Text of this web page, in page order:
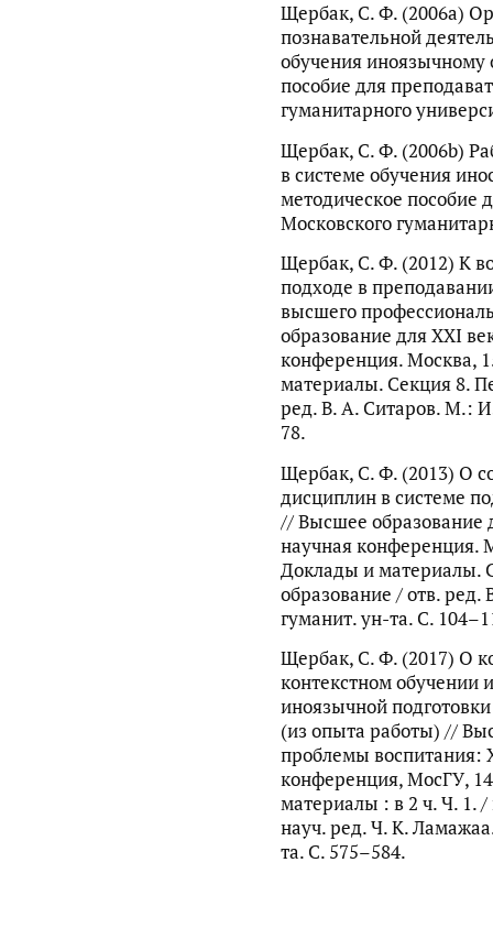
Щербак, С. Ф. (2006a)
познавательной
обучения
пособие для
гуманитарного
Щербак, С. Ф. (2006b)
в системе обучения
методическое пособие
Московского
Щербак, С. Ф. (2012) К
подходе в
высшего
образование для XXI
конференция. Москва,
материалы. Секция 8.
ред. В. А. Ситаров. М.:
78.
Щербак, С. Ф. (2013) О
дисциплин в системе
// Высшее образование
научная конференция.
Доклады и материалы.
образование / отв.
гуманит. ун-та. С.
Щербак, С. Ф. (2017) О
контекстном обучении
иноязычной
(из опыта работы) //
проблемы воспитания:
конференция, МосГУ,
материалы : в 2 ч. Ч. 1.
науч. ред. Ч. К.
та. С. 575–584.